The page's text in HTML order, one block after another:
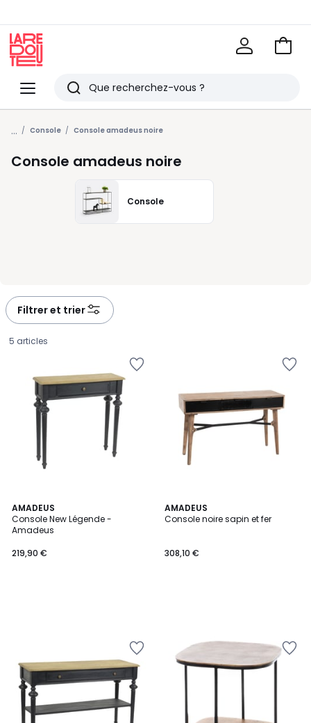
Menu
Redoute
Rechercher
Derniers
articles
vus
Voir
... Console Console amadeus noire
Console amadeus noire
Console
Filtrer et trier
5 articles
AMADEUS
Console New Légende -
Amadeus
€.
219,90 €
AMADEUS
Console noire sapin et fer
308,10 €